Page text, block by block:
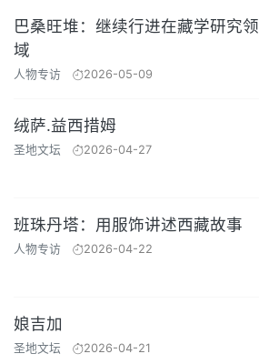
巴桑旺堆：继续行进在藏学研究领
域
人物专访 2026-05-09
绒萨.益西措姆
圣地文坛 2026-04-27
班珠丹塔：用服饰讲述西藏故事
人物专访 2026-04-22
娘吉加
圣地文坛 2026-04-21